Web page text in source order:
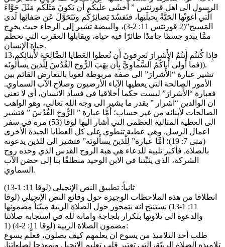
الرسول الى اهل قورنتس ” أَخشَى علَيكُم أَن يَكونَ مَثَلُكُم مَثَلَ حَوَّاءَ
الَّتي أَغوَتْها الحَيَّةُ بِحيلَتِها، فتَفسُدَ بَصائِرُكُم وتَتَحَوَّلَ عَن صَفائِها لَدى
المَسيح”(2 قورنتس 11: 2-3)، والبيضة تشير إلى الرجاء حيث يخرج
ممَّا يبدو جسمًا جامدًا طائرًا فيه حياة، ويقابلها العقرب التي تحطَّم
حياة الإنسان.
13فإِذا كُنتُم أَنتُمُ الأَشرارَ تَعرِفونَ أَن تُعطوا العَطايا الصَّالِحَةَ لأَبنائِكم،
فما أَولى أَباكُمُ السَّماوِيَّ بِأَن يهَبَ الرُّوحَ القُدُسَ لِلَّذينَ يسأَلونَه)).
تشير عبارة “الأَشرارَ” الى صفة مربوطة لغويا بالتعارض القائم بين
الأمور الصالحة التي يعطيها الآباء الأرضيون وصلاح الآب السماوي.
فعبارة “الأَشرارَ” ليست حكما أخلاقيا في فساد الانسان، أي لا تعني
ان الوالدين “اشرار ” بقدر ما يشير الى وجه الله تعالى، وهو الواهب
الصالحات لأبنائه من غير حساب؛ أمَّا عبارة ” الرُّوحَ القُدُسَ ” فتشير
الى العطية المثالية العظمى التي أشار اليها لوقا (53) مرة في سفر
اعمال الرسل. وهي عطية تنطوي على كل العطايا الجيدة الأخرى
(متى 7: 19)؛ أمَّا عبارة” لِلَّذينَ يسأَلونَه” فتشير الى للذين يدعونه
بالصلاة. فأكبر تلبية للدعاء هي هبة الروح القدس الذي وحده روح
الشركة، الذي يثبِّتنا في الابن الوحيد منطلقًا بنا إلى حضن الآب
السماوي.
ثانياً: تطبيق النص الإنجيلي (لوقا 11: 1-13)
انطلاقا من هذه الملاحظات الوجيزة حول وقائع النص الإنجيلي (لوقا
11: 1-13) نستنتج انه يتمحور حول الصلاة الربية مبيّناً مضمونها
والدعوة الى تلاوتها بتكرار بلجاجة وامانة لله في استجابة صلاتنا
1) مضمون الصلاة الربية (لوقا 11: 2-4):
طلب أحد التلاميذ من يسوع ان يعلمهم كيف يصلون، فعلَّم يسوع
تلاميذه الصلاة الربيّة، التي تعتبر قلب تعليم الانجيل ونموذجا لصلواتنا.